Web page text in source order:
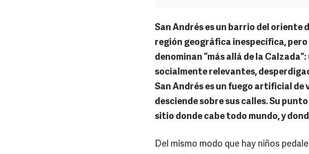
San Andrés es un barrio del oriente
región geográfica inespecífica,
denominan “más allá de la
socialmente relevantes,
San Andrés es un fuego artificial de
desciende sobre sus calles. Su
sitio donde cabe todo mundo, y
Del mismo modo que hay niños